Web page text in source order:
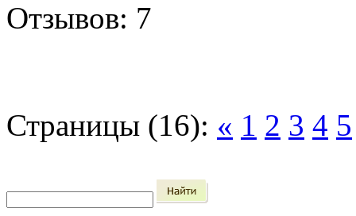
Отзывов: 7
Страницы (16): « 1 2 3 4 5